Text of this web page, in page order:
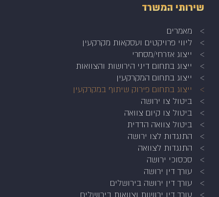
שירותי המשרד
מאמרים
ליווי פרויקטים ועסקאות מקרקעין
ייצוג אזרחי/מסחרי
ייצוג בתחום דיני הירושות והצוואות
ייצוג בתחום המקרקעין
ייצוג בתחום פירוק שיתוף במקרקעין
ביטול צו ירושה
ביטול צו קיום צוואה
ביטול צוואה הדדית
התנגדות לצו ירושה
התנגדות לצוואה
סכסוכי ירושה
עורך דין ירושה
עורך דין ירושה בירושלים
עורך דין ירושות וצוואות בירושלים